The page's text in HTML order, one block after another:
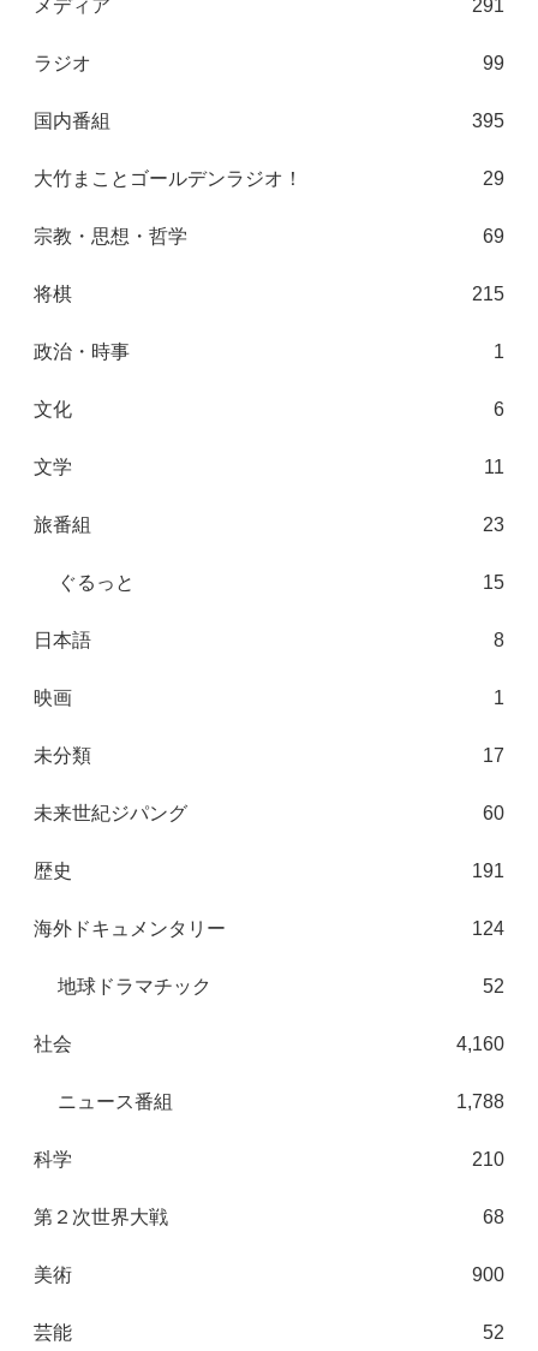
メディア 291
ラジオ 99
国内番組 395
大竹まことゴールデンラジオ！ 29
宗教・思想・哲学 69
将棋 215
政治・時事 1
文化 6
文学 11
旅番組 23
ぐるっと 15
日本語 8
映画 1
未分類 17
未来世紀ジパング 60
歴史 191
海外ドキュメンタリー 124
地球ドラマチック 52
社会 4,160
ニュース番組 1,788
科学 210
第２次世界大戦 68
美術 900
芸能 52